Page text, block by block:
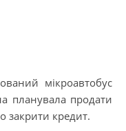
мікроавтобус
планувала продати
закрити кредит.